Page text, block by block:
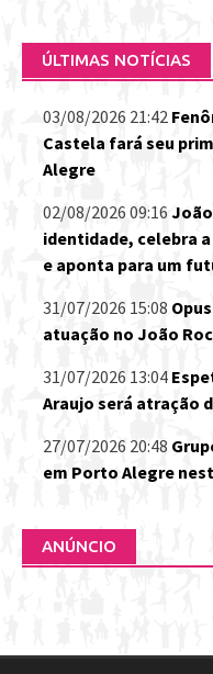
ÚLTIMAS NOTÍCIAS
03/08/2026 21:42
Castela fará seu
Alegre
02/08/2026 09:16
identidade, celebra
e aponta para um
31/07/2026 15:08
atuação no João
31/07/2026 13:04
Araujo será atração
27/07/2026 20:48
em Porto Alegre
ANÚNCIO